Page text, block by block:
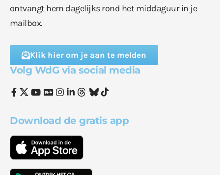
ontvangt hem dagelijks rond het middaguur in je
mailbox.
Klik hier om je aan te melden
Volg WdG via social media
Download de gratis app